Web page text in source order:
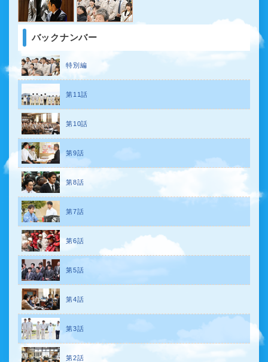
バックナンバー
特別編
第11話
第10話
第9話
第8話
第7話
第6話
第5話
第4話
第3話
第2話